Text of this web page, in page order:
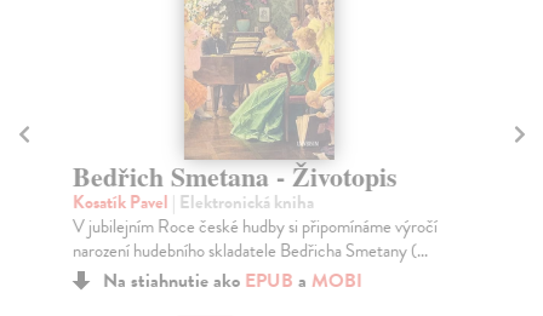
Bedřich Smetana - Životopis
Kosatík Pavel | Elektronická kniha
V jubilejním Roce české hudby si připomínáme výročí
narození hudebního skladatele Bedřicha Smetany (...
Na stiahnutie ako EPUB a MOBI